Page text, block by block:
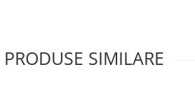
PRODUSE SIMILARE